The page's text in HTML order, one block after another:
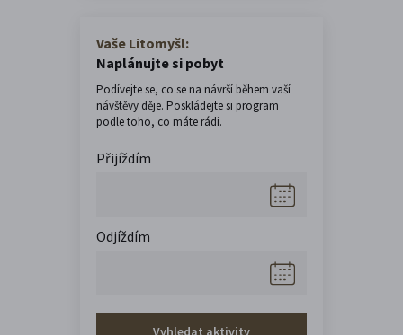
Vaše Litomyšl:
Naplánujte si pobyt
Podívejte se, co se na návrší během vaší
návštěvy děje. Poskládejte si program
podle toho, co máte rádi.
Přijíždím
Odjíždím
Vyhledat aktivity